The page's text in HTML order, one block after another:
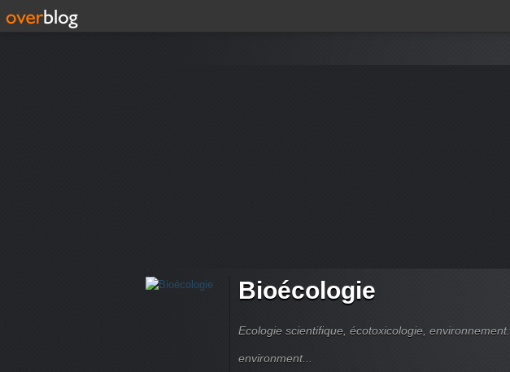
Bioécologie
Ecologie scientifique, écotoxicologie,
environment...